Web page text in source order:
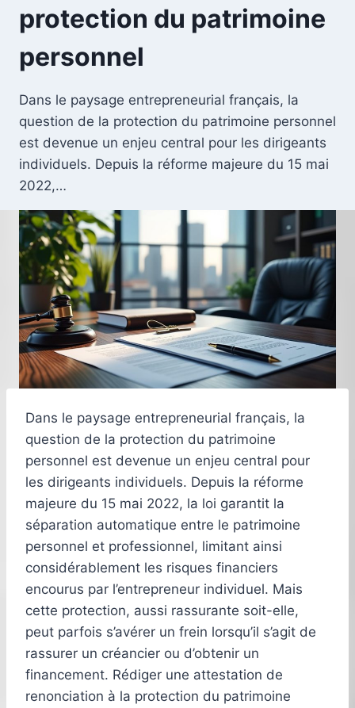
protection du patrimoine
personnel
Dans le paysage entrepreneurial français, la
question de la protection du patrimoine personnel
est devenue un enjeu central pour les dirigeants
individuels. Depuis la réforme majeure du 15 mai
2022,…
Dans le paysage entrepreneurial français, la
question de la protection du patrimoine
personnel est devenue un enjeu central pour
les dirigeants individuels. Depuis la réforme
majeure du 15 mai 2022, la loi garantit la
séparation automatique entre le patrimoine
personnel et professionnel, limitant ainsi
considérablement les risques financiers
encourus par l’entrepreneur individuel. Mais
cette protection, aussi rassurante soit-elle,
peut parfois s’avérer un frein lorsqu’il s’agit de
rassurer un créancier ou d’obtenir un
financement. Rédiger une attestation de
renonciation à la protection du patrimoine